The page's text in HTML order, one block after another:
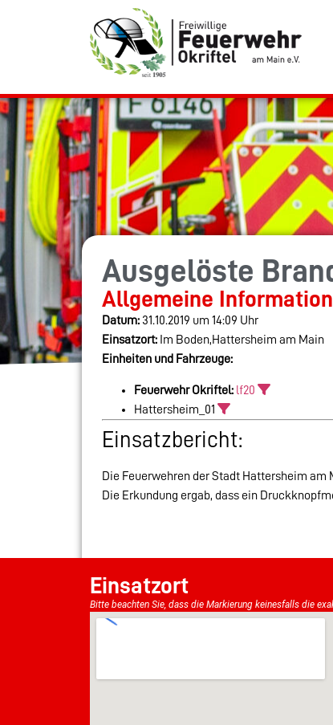
Ausgelöste
Allgemeine
Datum: 31.10.2019 um 14:09 Uhr
Einsatzort: Im Boden,Hattersheim am Main
Einheiten und Fahrzeuge:
Feuerwehr Okriftel: lf20
Hattersheim_01
Einsatzbericht:
Die Feuerwehren der Stadt Hattersheim
Die Erkundung ergab, dass ein
Einsatzort
Bitte beachten Sie, dass die Markierung keinesfalls die